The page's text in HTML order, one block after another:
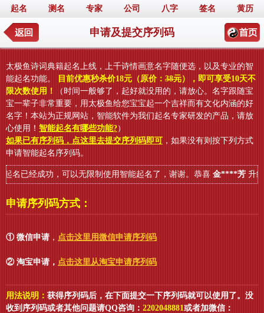
起名 测名 专家 公司 八字 签名 黄历
申请及提交序列码
太极鱼诗词典籍起名上线，上千诗情画意名字随便选，以及专业的智
能起名功能。
目前优惠秒杀价18元（原价： 38元），即可享受10天不
限次数使用！
（时间一般够了，起好就没用的，请放心。名字跟随宝
宝一辈子非常重要，用太极鱼给您宝宝起一个吉祥而有文化内涵的好
名字！本站为正规网站，智能软件为我们起名专家研发的产品，请放
心使用！ 智能起名有哪些功能?）
如果已有序列码，点这里去提交序列码即可 ，如果没有则按下列方式
申请智能起名序列码。
名已经成功，可以无限制使用智能起名了，谢谢。恭喜金****芳升级
申请序列码方式：
① 微信申请 ， 点击这里用微信申请序列码
② 淘宝申请 ， 点击这里从淘宝申请序列码
用法说明： 获得序列码后，在下面提交一下序列码就可以使用了。没
收到序列码或者其他问题请QQ咨询： 2202048881或者加微信：